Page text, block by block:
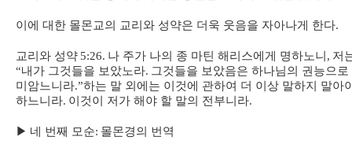
이에 대한 몰몬교의 교리와 성약은 더욱 웃음을 자아나게 한다.
교리와 성약 5:26. 나 주가 나의 종 마틴 해리스에게 명하노니 , 저
“내가 그것들을 보았노라. 그것들을 보았음은 하나님의 권능으로
미암느니라.”하는 말 외에는 이것에 관하여 더 이상 말하지 말아
하느니라. 이것이 저가 해야 할 말의 전부니라.
▶ 네 번째 모순: 몰몬경의 번역